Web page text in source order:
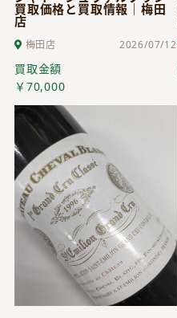
買取価格と買取情報｜梅田
店
梅田店 2026/07/12
買取金額
￥70,000